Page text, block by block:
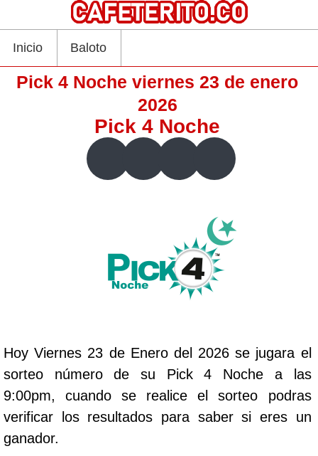
Inicio Baloto
Pick 4 Noche viernes 23 de enero
2026
Pick 4 Noche
Hoy Viernes 23 de Enero del 2026 se jugara el
sorteo número de su Pick 4 Noche a las
9:00pm, cuando se realice el sorteo podras
verificar los resultados para saber si eres un
ganador.